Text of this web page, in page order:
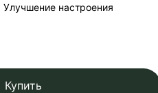
Улучшение настроения
Купить